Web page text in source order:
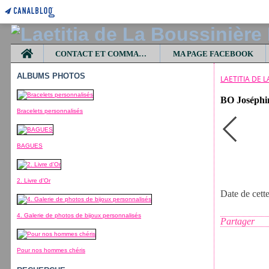
Home
CONTACT ET COMMANDES MA PAGE FACEBOOK
ALBUMS PHOTOS
Bracelets personnalisés
BAGUES
2. Livre d'Or
4. Galerie de photos de bijoux personnalisés
Pour nos hommes chéris
LAETITIA DE
BO
Date de
Partager